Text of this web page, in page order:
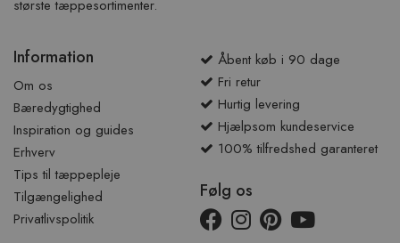
største tæppesortimenter.
Information
Om os
Bæredygtighed
Inspiration og guides
Erhverv
Tips til tæppepleje
Tilgængelighed
Privatlivspolitik
Åbent køb i 90 dage
Fri retur
Hurtig levering
Hjælpsom kundeservice
100% tilfredshed garanteret
Følg os